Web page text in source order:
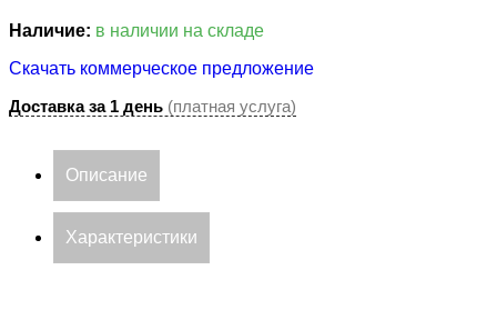
Наличие: в наличии на складе
Скачать коммерческое предложение
Доставка за 1 день (платная услуга)
Описание
Характеристики